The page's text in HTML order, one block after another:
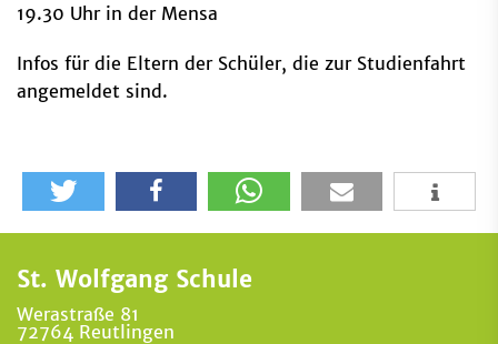
19.30 Uhr in der Mensa
Infos für die Eltern der Schüler, die zur Studienfahrt
angemeldet sind.
St. Wolfgang Schule
Werastraße 81
72764 Reutlingen